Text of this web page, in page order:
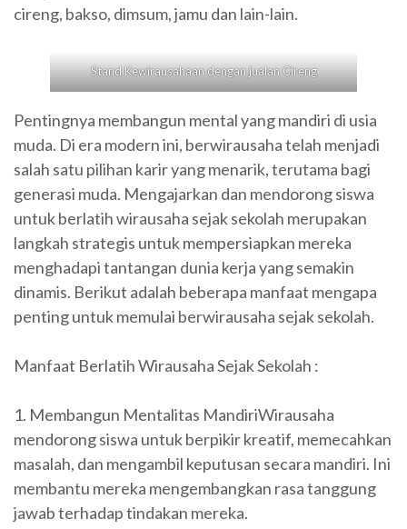
cireng, bakso, dimsum, jamu dan lain-lain.
Stand Kewirausahaan dengan jualan Cireng
Pentingnya membangun mental yang mandiri di usia
muda. Di era modern ini, berwirausaha telah menjadi
salah satu pilihan karir yang menarik, terutama bagi
generasi muda. Mengajarkan dan mendorong siswa
untuk berlatih wirausaha sejak sekolah merupakan
langkah strategis untuk mempersiapkan mereka
menghadapi tantangan dunia kerja yang semakin
dinamis. Berikut adalah beberapa manfaat mengapa
penting untuk memulai berwirausaha sejak sekolah.
Manfaat Berlatih Wirausaha Sejak Sekolah :
1. Membangun Mentalitas MandiriWirausaha
mendorong siswa untuk berpikir kreatif, memecahkan
masalah, dan mengambil keputusan secara mandiri. Ini
membantu mereka mengembangkan rasa tanggung
jawab terhadap tindakan mereka.